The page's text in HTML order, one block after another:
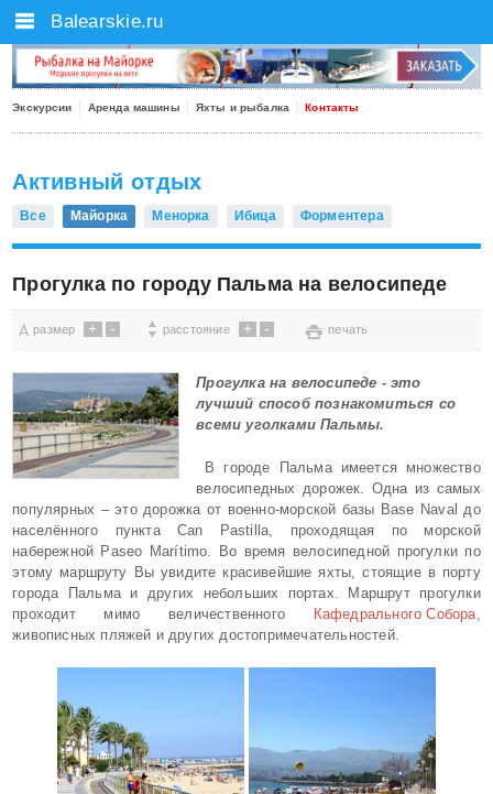
Экскурсии Аренда машины Яхты и рыбалка Контакты
Активный отдых
Все Майорка Менорка Ибица Форментера
Прогулка по городу Пальма на велосипеде
размер + - расстояние + - печать
Прогулка на велосипеде - это
лучший способ познакомиться со
всеми уголками Пальмы.
В городе Пальма имеется множество
велосипедных дорожек. Одна из самых
популярных – это дорожка от военно-морской базы Base Naval до
населённого пункта Can Pastilla, проходящая по морской
набережной Paseo Marítimo. Во время велосипедной прогулки по
этому маршруту Вы увидите красивейшие яхты, стоящие в порту
города Пальма и других небольших портах. Маршрут прогулки
проходит мимо величественного
Кафедрального Собора
живописных пляжей и других достопримечательностей.
Balearskie.ru